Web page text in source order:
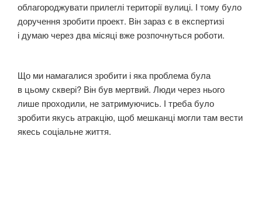
облагороджувати прилеглі території вулиці. І тому було
доручення зробити проект. Він зараз є в експертизі
і думаю через два місяці вже розпочнуться роботи.
Що ми намагалися зробити і яка проблема була
в цьому сквері? Він був мертвий. Люди через нього
лише проходили, не затримуючись. І треба було
зробити якусь атракцію, щоб мешканці могли там вести
якесь соціальне життя.